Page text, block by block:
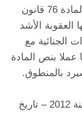
معه المحكمة بمعاقبة المتهم بموجب نص المادة 76 قانون
رقم 10 لسنة 2003 بوصفها العقوبة الأشد
الإجراءات الجنائية مع
عملا بنص المادة
بالمنطوق.
[ المحكمه الاقتصاديه الحكم رقم 471 – لسنة 2012 – تاريخ